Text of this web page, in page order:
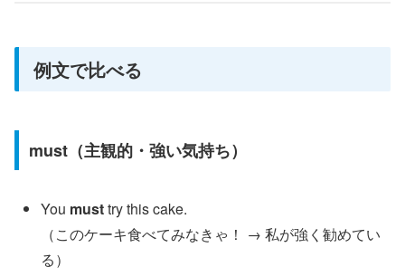
例文で比べる
must（主観的・強い気持ち）
You musttry this cake.
（このケーキ食べてみなきゃ！ → 私が強く勧めてい
る）